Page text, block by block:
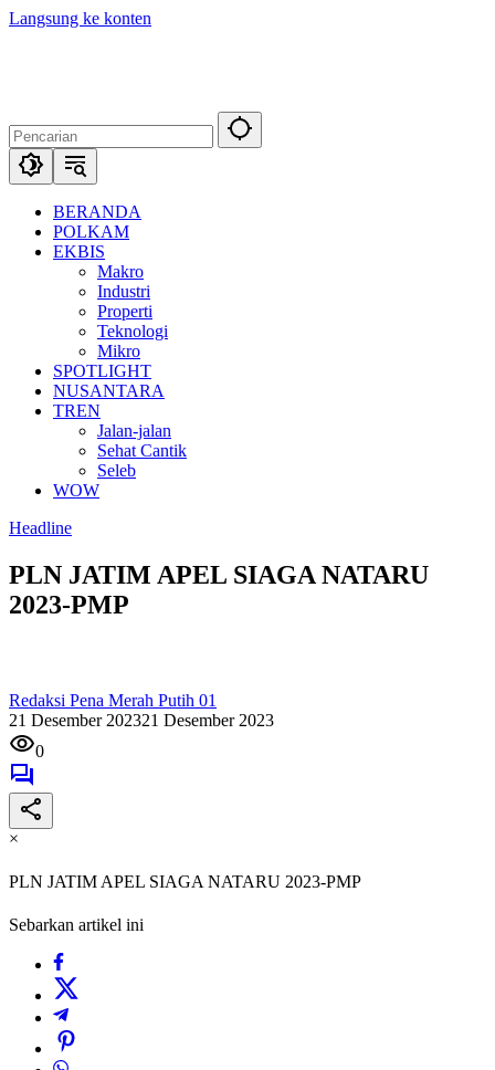
Langsung ke konten
BERANDA
POLKAM
EKBIS
Makro
Industri
Properti
Teknologi
Mikro
SPOTLIGHT
NUSANTARA
TREN
Jalan-jalan
Sehat Cantik
Seleb
WOW
Headline
PLN JATIM APEL SIAGA NATARU
2023-PMP
Redaksi Pena Merah Putih 01
21 Desember 202321 Desember 2023
0
×
PLN JATIM APEL SIAGA NATARU 2023-PMP
Sebarkan artikel ini